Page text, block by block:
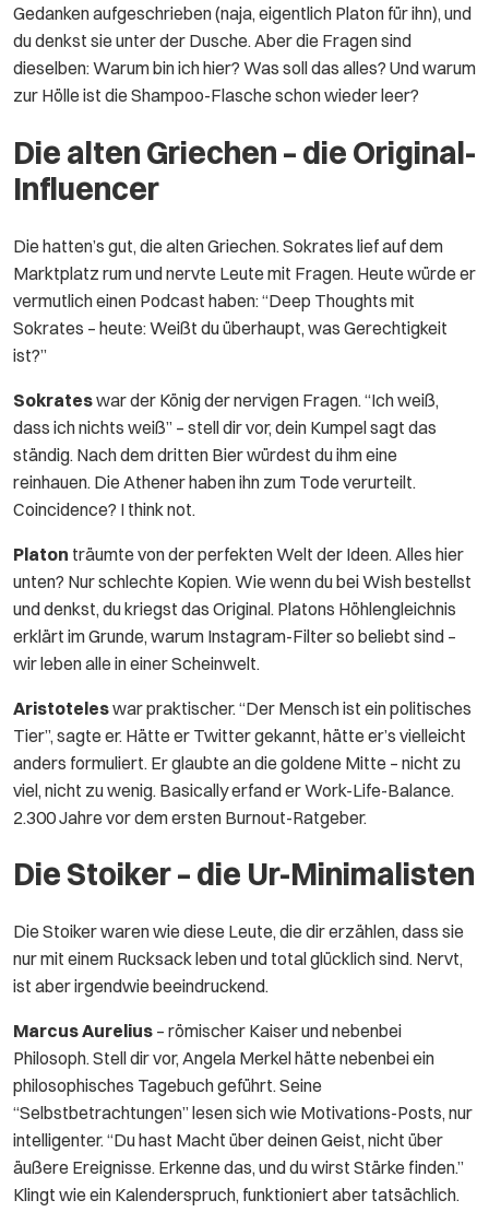
Gedanken aufgeschrieben (naja, eigentlich Platon für ihn), und
du denkst sie unter der Dusche. Aber die Fragen sind
dieselben: Warum bin ich hier? Was soll das alles? Und warum
zur Hölle ist die Shampoo-Flasche schon wieder leer?
Die alten Griechen – die Original-
Influencer
Die hatten’s gut, die alten Griechen. Sokrates lief auf dem
Marktplatz rum und nervte Leute mit Fragen. Heute würde er
vermutlich einen Podcast haben: “Deep Thoughts mit
Sokrates – heute: Weißt du überhaupt, was Gerechtigkeit
ist?”
Sokrateswar der König der nervigen Fragen. “Ich weiß,
dass ich nichts weiß” – stell dir vor, dein Kumpel sagt das
ständig. Nach dem dritten Bier würdest du ihm eine
reinhauen. Die Athener haben ihn zum Tode verurteilt.
Coincidence? I think not.
Platon träumte von der perfekten Welt der Ideen. Alles hier
unten? Nur schlechte Kopien. Wie wenn du bei Wish bestellst
und denkst, du kriegst das Original. Platons Höhlengleichnis
erklärt im Grunde, warum Instagram-Filter so beliebt sind –
wir leben alle in einer Scheinwelt.
Aristoteleswar praktischer. “Der Mensch ist ein politisches
Tier”, sagte er. Hätte er Twitter gekannt, hätte er’s vielleicht
anders formuliert. Er glaubte an die goldene Mitte – nicht zu
viel, nicht zu wenig. Basically erfand er Work-Life-Balance.
2.300 Jahre vor dem ersten Burnout-Ratgeber.
Die Stoiker – die Ur-Minimalisten
Die Stoiker waren wie diese Leute, die dir erzählen, dass sie
nur mit einem Rucksack leben und total glücklich sind. Nervt,
ist aber irgendwie beeindruckend.
Marcus Aurelius – römischer Kaiser und nebenbei
Philosoph. Stell dir vor, Angela Merkel hätte nebenbei ein
philosophisches Tagebuch geführt. Seine
“Selbstbetrachtungen” lesen sich wie Motivations-Posts, nur
intelligenter. “Du hast Macht über deinen Geist, nicht über
äußere Ereignisse. Erkenne das, und du wirst Stärke finden.”
Klingt wie ein Kalenderspruch, funktioniert aber tatsächlich.